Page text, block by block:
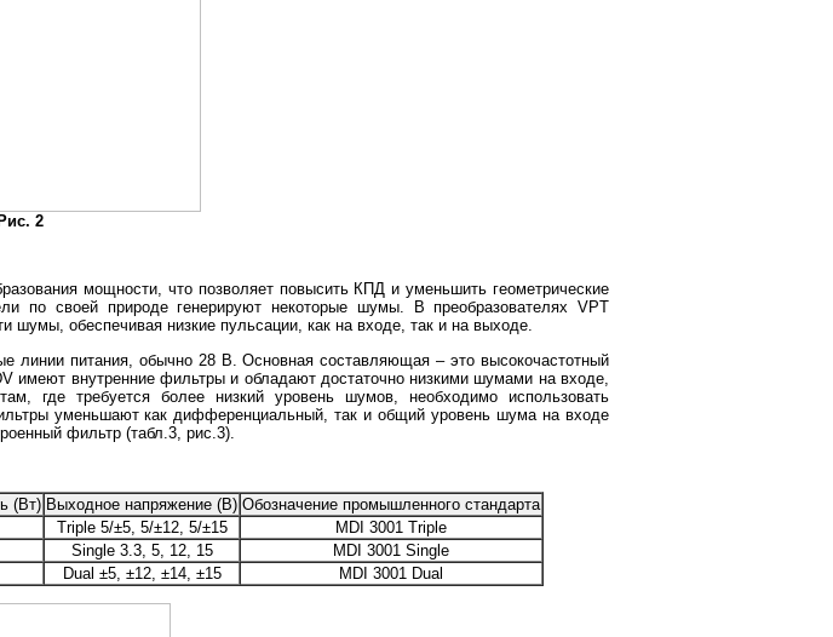
2
мощности, что позволяет повысить КПД и уменьшить геометрические
по своей природе генерируют некоторые шумы. В преобразователях VPT
шумы, обеспечивая низкие пульсации, как на входе, так и на выходе.
питания, обычно 28 В. Основная составляющая – это высокочастотный
имеют внутренние фильтры и обладают достаточно низкими шумами на входе,
где требуется более низкий уровень шумов, необходимо использовать
уменьшают как дифференциальный, так и общий уровень шума на входе
фильтр (табл.3, рис.3).
(Вт) Выходное напряжение (В) Обозначение промышленного стандарта
Triple 5/±5, 5/±12, 5/±15
MDI 3001 Triple
Single 3.3, 5, 12, 15
MDI 3001 Single
Dual ±5, ±12, ±14, ±15 MDI 3001 Dual